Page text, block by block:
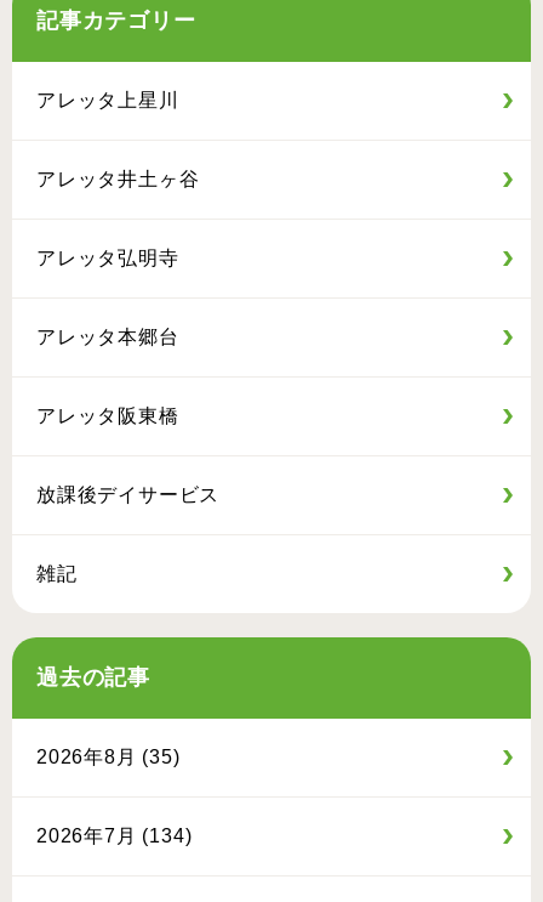
記事カテゴリー
アレッタ上星川
アレッタ井土ヶ谷
アレッタ弘明寺
アレッタ本郷台
アレッタ阪東橋
放課後デイサービス
雑記
過去の記事
2026年8月 (35)
2026年7月 (134)